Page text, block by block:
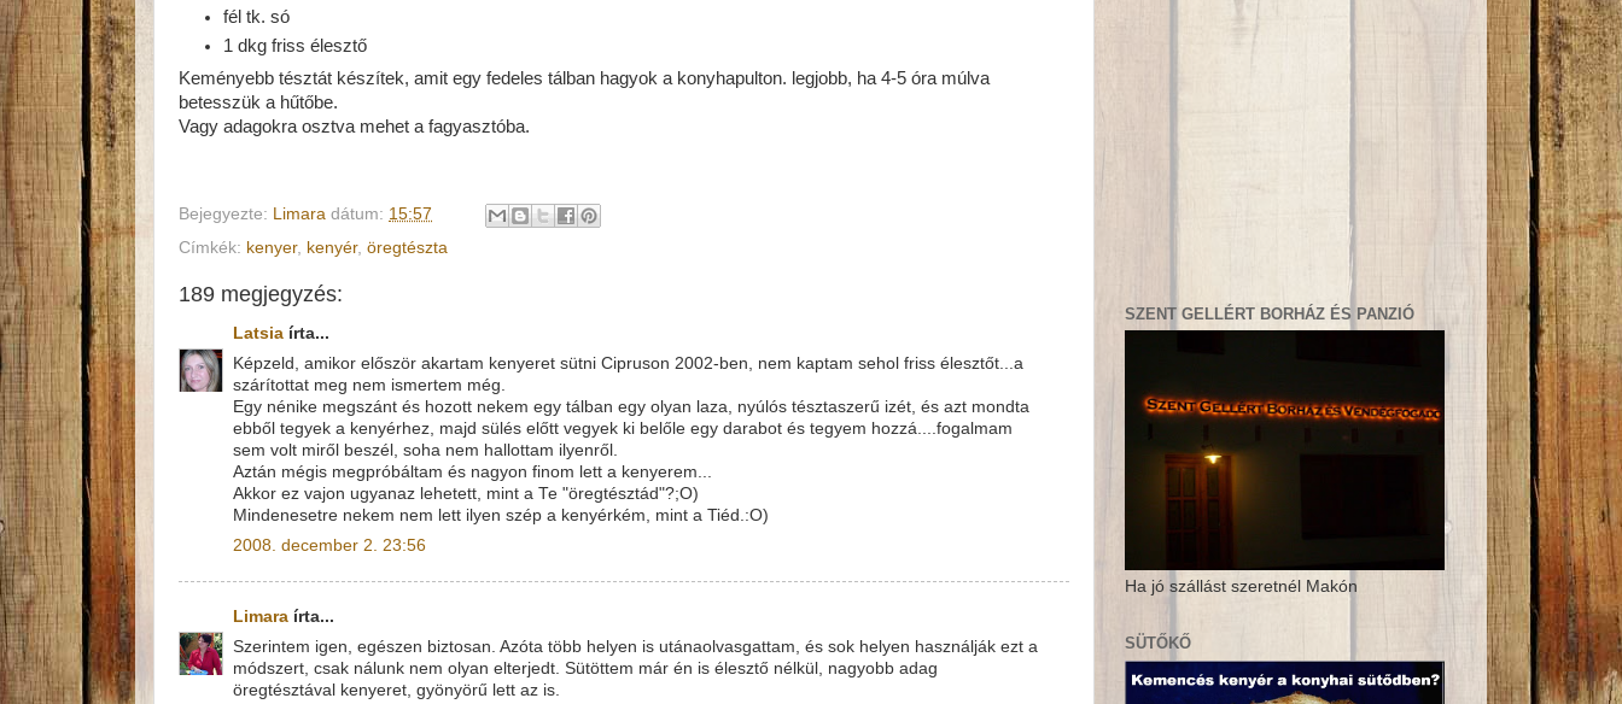
fél tk. só
1 dkg friss élesztő
Keményebb tésztát készítek, amit egy fedeles tálban hagyok a konyhapulton. legjobb, ha 4-5 óra múlva
betesszük a hűtőbe.
Vagy adagokra osztva mehet a fagyasztóba.
Bejegyezte: Limara dátum: 15:57
Címkék: kenyer, kenyér, öregtészta
189 megjegyzés:
Latsia írta...
Képzeld, amikor először akartam kenyeret sütni Cipruson 2002-ben, nem kaptam sehol friss élesztőt...a
szárítottat meg nem ismertem még.
Egy nénike megszánt és hozott nekem egy tálban egy olyan laza, nyúlós tésztaszerű izét, és azt mondta
ebből tegyek a kenyérhez, majd sülés előtt vegyek ki belőle egy darabot és tegyem hozzá....fogalmam
sem volt miről beszél, soha nem hallottam ilyenről.
Aztán mégis megpróbáltam és nagyon finom lett a kenyerem...
Akkor ez vajon ugyanaz lehetett, mint a Te "öregtésztád"?;O)
Mindenesetre nekem nem lett ilyen szép a kenyérkém, mint a Tiéd.:O)
2008. december 2. 23:56
Limara írta...
Szerintem igen, egészen biztosan. Azóta több helyen is utánaolvasgattam, és sok helyen használják ezt a
módszert, csak nálunk nem olyan elterjedt. Sütöttem már én is élesztő nélkül, nagyobb adag
öregtésztával kenyeret, gyönyörű lett az is.
SZENT GELLÉRT BORHÁZ ÉS PANZIÓ
Ha jó szállást szeretnél Makón
SÜTŐKŐ